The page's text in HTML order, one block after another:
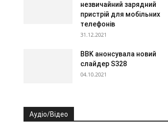
незвичайний зарядний
пристрій для мобільних
телефонів
31.12.2021
BBK анонсувала новий
слайдер S328
04.10.2021
Аудіо/Відео